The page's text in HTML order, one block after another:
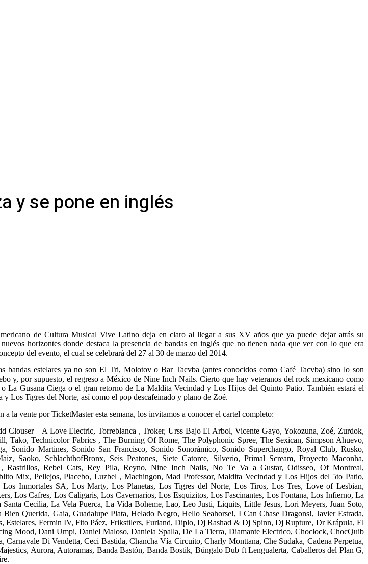
y se pone en inglés
de Cultura Musical Vive Latino deja en claro al llegar a sus XV años que ya puede dejar atrás su
horizontes donde destaca la presencia de bandas en inglés que no tienen nada que ver con lo que era
del evento, el cual se celebrará del 27 al 30 de marzo del 2014.
bandas estelares ya no son El Tri, Molotov o Bar Tacvba (antes conocidos como Café Tacvba) sino lo son
y, por supuesto, el regreso a México de Nine Inch Nails. Cierto que hay veteranos del rock mexicano como
La Gusana Ciega o el gran retorno de La Maldita Vecindad y Los Hijos del Quinto Patio. También estará el
y Los Tigres del Norte, así como el pop descafeinado y plano de Zoé.
a la vente por TicketMaster esta semana, los invitamos a conocer el cartel completo:
Clouser – A Love Electric, Torreblanca , Troker, Urss Bajo El Arbol, Vicente Gayo, Yokozuna, Zoé, Zurdok,
Tako, Technicolor Fabrics , The Burning Of Rome, The Polyphonic Spree, The Sexican, Simpson Ahuevo,
Sonido Martines, Sonido San Francisco, Sonido Sonorámico, Sonido Superchango, Royal Club, Rusko,
Saoko, SchlachthofBronx, Seis Peatones, Siete Catorce, Silverio, Primal Scream, Proyecto Maconha,
Rastrillos, Rebel Cats, Rey Pila, Reyno, Nine Inch Nails, No Te Va a Gustar, Odisseo, Of Montreal,
Mix, Pellejos, Placebo, Luzbel , Machingon, Mad Professor, Maldita Vecindad y Los Hijos del 5to Patio,
Los Inmortales SA, Los Marty, Los Planetas, Los Tigres del Norte, Los Tiros, Los Tres, Love of Lesbian,
Los Cafres, Los Caligaris, Los Cavernarios, Los Esquizitos, Los Fascinantes, Los Fontana, Los Infierno, La
Santa Cecilia, La Vela Puerca, La Vida Boheme, Lao, Leo Justi, Liquits, Little Jesus, Lori Meyers, Juan Soto,
Querida, Gaia, Guadalupe Plata, Helado Negro, Hello Seahorse!, I Can Chase Dragons!, Javier Estrada,
Fermin IV, Fito Páez, Frikstilers, Furland, Diplo, Dj Rashad & Dj Spinn, Dj Rupture, Dr Krápula, El
Mood, Dani Umpi, Daniel Maloso, Daniela Spalla, De La Tierra, Diamante Electrico, Choclock, ChocQuib
Di Vendetta, Ceci Bastida, Chancha Vía Circuito, Charly Monttana, Che Sudaka, Cadena Perpetua,
Aurora, Autoramas, Banda Bastón, Banda Bostik, Búngalo Dub ft Lengualerta, Caballeros del Plan G,